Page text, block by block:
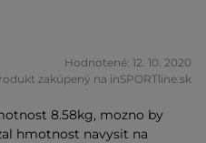
Hodnotené: 12. 10. 2020
zakúpený na inSPORTline.sk
8.58kg, mozno by
hmotnost navysit na